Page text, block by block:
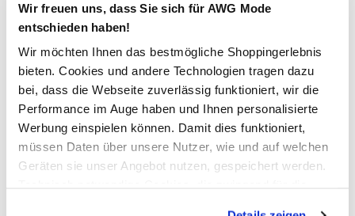
Wir freuen uns, dass Sie sich für AWG Mode
entschieden haben!
Wir möchten Ihnen das bestmögliche Shoppingerlebnis
bieten. Cookies und andere Technologien tragen dazu
bei, dass die Webseite zuverlässig funktioniert, wir die
Performance im Auge haben und Ihnen personalisierte
Werbung einspielen können. Damit dies funktioniert,
müssen Daten über unsere Nutzer, wie und auf welchen
Geräten sie unser Angebot nutzen, gespeichert werden.
Zur Wunschliste hinzufügen
Unisex Socken im 3er Pack
bequeme Kurzsocken von Camano
an der Sohle mit Camano-Schriftzug